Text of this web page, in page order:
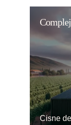
Cisne